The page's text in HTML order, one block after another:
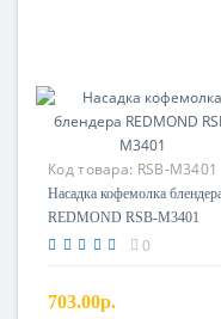
Код товара: RSB-M3401
Насадка кофемолка
Насадка кофемолка
REDMOND RSB-M3401
0
703.00р.